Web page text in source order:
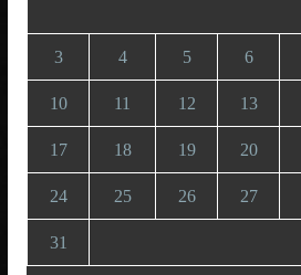
3 4 5 6
10 11 12 13
17 18 19 20
24 25 26 27
31